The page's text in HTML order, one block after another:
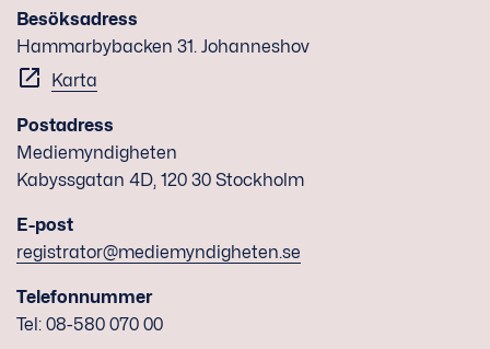
Besöksadress
Hammarbybacken 31. Johanneshov
Karta
Postadress
Mediemyndigheten
Kabyssgatan 4D, 120 30 Stockholm
E-post
registrator@mediemyndigheten.se
Telefonnummer
Tel: 08-580 070 00